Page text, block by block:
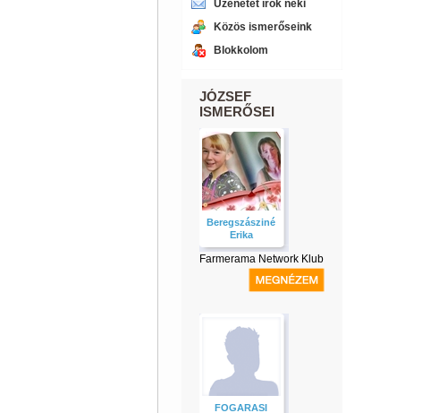
Üzenetet írok neki
Közös ismerőseink
Blokkolom
JÓZSEF
ISMERŐSEI
Beregszásziné
Erika
Farmerama Network Klub
FOGARASI